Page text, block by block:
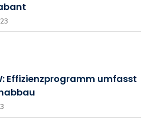
Effizienzprogramm umfasst